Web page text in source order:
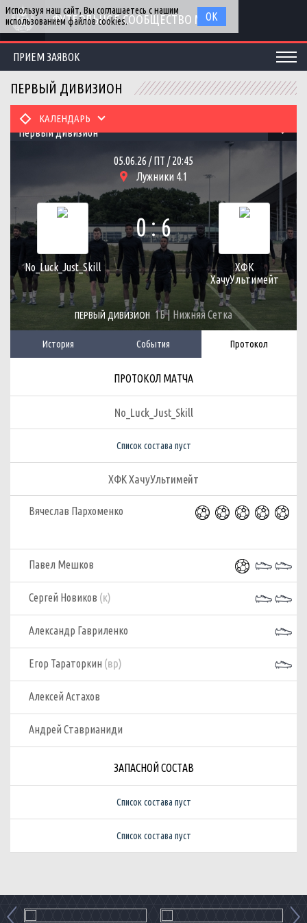
ФУТБОЛЬНОЕ СООБЩЕСТВО МГУ
ПРИЕМ ЗАЯВОК
Первый дивизион
КАЛЕНДАРЬ
ПЕРВЫЙ ДИВИЗИОН
05.06.26 / ПТ / 20:45
Лужники 4.1
No_Luck_Just_Skill
0 : 6
ХФК
ХачуУльтимейт
ПЕРВЫЙ ДИВИЗИОН 1Б | Нижняя Сетка
История События Протокол
ПРОТОКОЛ МАТЧА
No_Luck_Just_Skill
Список состава пуст
ХФК ХачуУльтимейт
Вячеслав Пархоменко
Павел Мешков
Сергей Новиков (к)
Александр Гавриленко
Егор Тараторкин (вр)
Алексей Астахов
Андрей Ставрианиди
ЗАПАСНОЙ СОСТАВ
Список состава пуст
Список состава пуст
Используя наш сайт, Вы соглашаетесь с нашим
использованием файлов cookies.
ОК